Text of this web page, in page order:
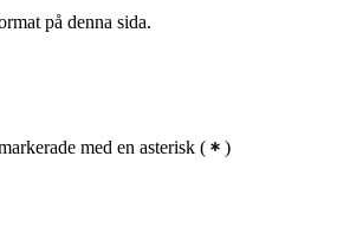
på denna sida.
med en asterisk ( )